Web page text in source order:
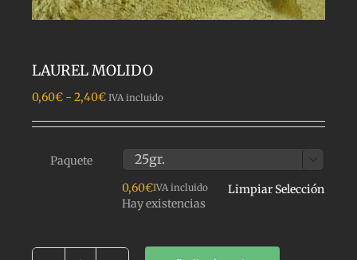
LAUREL MOLIDO
0,60€ - 2,40€Rango
precios:
0,60€
2,40€
IVA incluido
Paquete 
0,60€IVA incluido
Hay existencias
Limpiar Selección